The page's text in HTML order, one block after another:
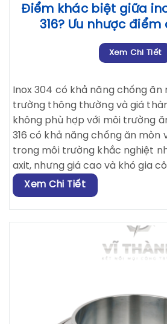
Điểm khác biệt giữa
316? Ưu nhược
Xem Chi Tiết
Inox 304 có khả năng chống
trường thông thường và giá
không phù hợp với môi trường
316 có khả năng chống ăn
trong môi trường khắc nghiệt
axit, nhưng giá cao và khó gia
Xem Chi Tiết